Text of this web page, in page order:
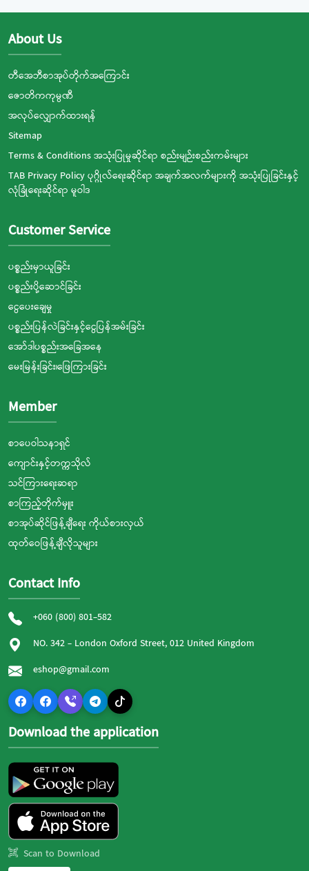
About Us
တီအေဘီစာအုပ်တိုက်အကြောင်း
ဇောတိကကုမ္ပဏီ
အလုပ်လျှောက်ထားရန်
Sitemap
Terms & Conditions အသုံးပြုမှုဆိုင်ရာ စည်းမျဉ်းစည်းကမ်းများ
TAB Privacy Policy ပုဂ္ဂိုလ်ရေးဆိုင်ရာ အချက်အလက်များကို အသုံးပြုခြင်းနှင့်
လုံခြုံရေးဆိုင်ရာ မူဝါဒ
Customer Service
ပစ္စည်းမှာယူခြင်း
ပစ္စည်းပို့ဆောင်ခြင်း
ငွေပေးချေမှု
ပစ္စည်းပြန်လဲခြင်းနှင့်ငွေပြန်အမ်းခြင်း
အော်ဒါပစ္စည်းအခြေအနေ
မေးမြန်းခြင်း၊ဖြေကြားခြင်း
Member
စာပေဝါသနာရှင်
ကျောင်းနှင့်တက္ကသိုလ်
သင်ကြားရေးဆရာ
စာကြည့်တိုက်မှူး
စာအုပ်ဆိုင်ဖြန့်ချီရေး ကိုယ်စားလှယ်
ထုတ်ဝေဖြန့်ချီလိုသူများ
Contact Info
+060 (800) 801-582
NO. 342 - London Oxford Street, 012 United Kingdom
eshop@gmail.com
Download the application
Scan to Download